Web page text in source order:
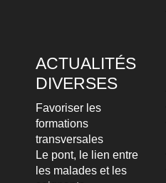
ACTUALITÉS
DIVERSES
Favoriser les
formations
transversales
Le pont, le lien entre
les malades et les